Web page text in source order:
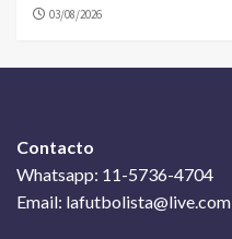
03/08/2026
Contacto
Whatsapp: 11-5736-4704
Email: lafutbolista@live.com